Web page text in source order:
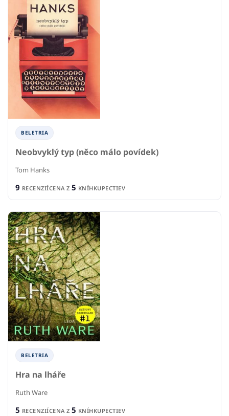
BELETRIA
Neobvyklý typ (něco málo povídek)
Tom Hanks
9 RECENZIÍCENA Z 5 KNÍHKUPECTIEV
BELETRIA
Hra na lháře
Ruth Ware
5 RECENZIÍCENA Z 5 KNÍHKUPECTIEV